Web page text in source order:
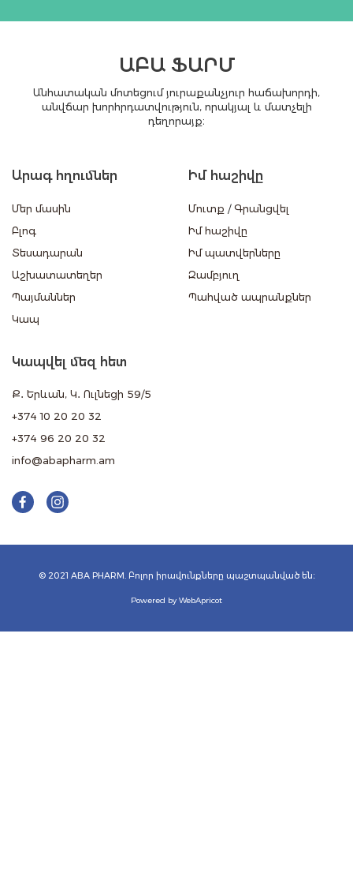
ԱԲԱ ՖԱՐՄ
Անհատական մոտեցում յուրաքանչյուր հաճախորդի,
անվճար խորհրդատվություն, որակյալ և մատչելի
դեղորայք։
Արագ հղումներ
Մեր մասին
Բլոգ
Տեսադարան
Աշխատատեղեր
Պայմաններ
Կապ
Իմ հաշիվը
Մուտք / Գրանցվել
Իմ հաշիվը
Իմ պատվերները
Զամբյուղ
Պահված ապրանքներ
Կապվել մեզ հետ
Ք․ Երևան, Կ․ Ուլնեցի 59/5
+374 10 20 20 32
+374 96 20 20 32
info@abapharm.am
© 2021 ABA PHARM. Բոլոր իրավունքները պաշտպանված են։
Powered by WebApricot